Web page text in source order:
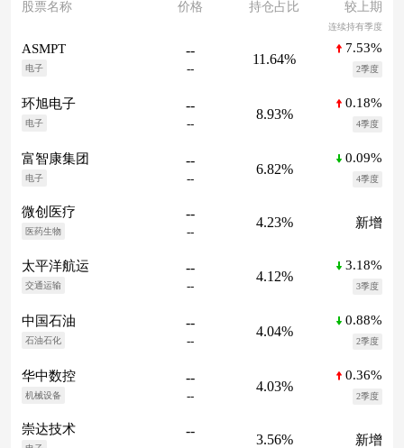
股票名称 价格 持仓占比 较上期
连续持有季度
ASMPT
电子
--
--
11.64%
7.53%
2季度
环旭电子
电子
--
--
8.93%
0.18%
4季度
富智康集团
电子
--
--
6.82%
0.09%
4季度
微创医疗
医药生物
--
--
4.23% 新增
太平洋航运
交通运输
--
--
4.12%
3.18%
3季度
中国石油
石油石化
--
--
4.04%
0.88%
2季度
华中数控
机械设备
--
--
4.03%
0.36%
2季度
崇达技术 --
3.56% 新增